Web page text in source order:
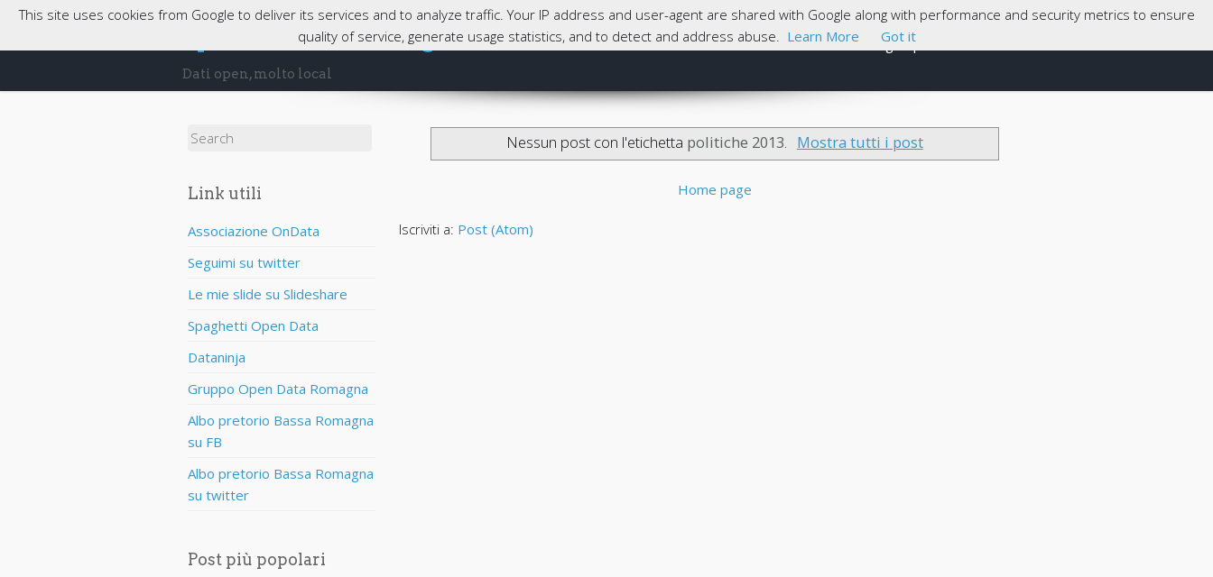
opendatabassaromagna
Dati open, molto local
Skip to content Home Cosa sono gli Open Data
Search for:
Link utili
Associazione OnData
Seguimi su twitter
Le mie slide su Slideshare
Spaghetti Open Data
Dataninja
Gruppo Open Data Romagna
Albo pretorio Bassa Romagna
su FB
Albo pretorio Bassa Romagna
su twitter
Post più popolari
Nessun post con l'etichetta politiche 2013. Mostra tutti i post
Home page
Iscriviti a: Post (Atom)
This site uses cookies from Google to deliver its services and to analyze traffic. Your IP address and user-agent are shared with Google along with performance and security metrics to ensure
quality of service, generate usage statistics, and to detect and address abuse. Learn More Got it